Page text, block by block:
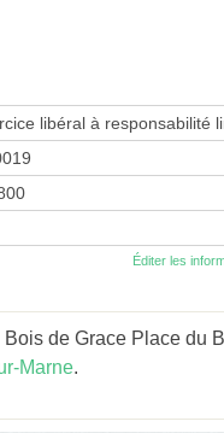
libéral à responsabilité
Éditer les
de Grace Place du
Marne.